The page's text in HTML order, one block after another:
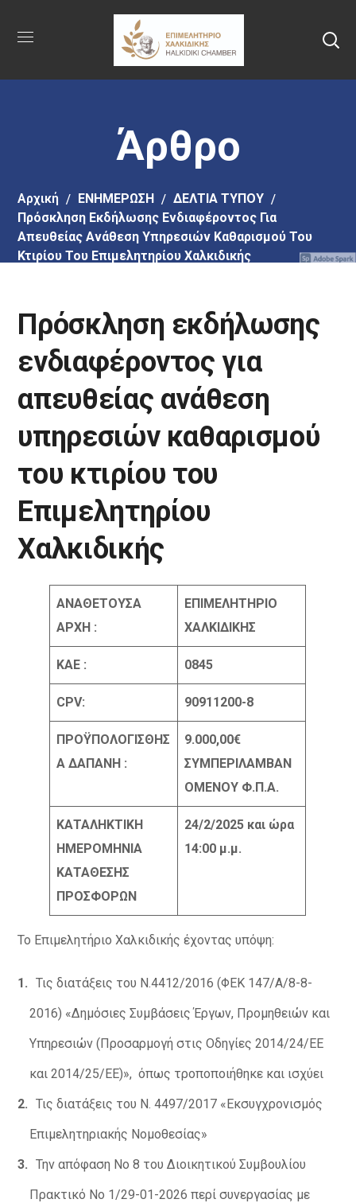
στο
περιεχόμενο
Άρθρο
Αρχική EΝΗΜΕΡΩΣΗ
ΔΕΛΤΙΑ ΤΥΠΟΥ
Πρόσκληση Εκδήλωσης Ενδιαφέροντος Για
Απευθείας Ανάθεση Υπηρεσιών Καθαρισμού Του
Κτιρίου Του Επιμελητηρίου Χαλκιδικής
Πρόσκληση εκδήλωσης
ενδιαφέροντος για
απευθείας ανάθεση
υπηρεσιών καθαρισμού
του κτιρίου του
Επιμελητηρίου
Χαλκιδικής
ΑΝΑΘΕΤΟΥΣΑ
ΑΡΧΗ :
ΕΠΙΜΕΛΗΤΗΡΙΟ
ΧΑΛΚΙΔΙΚΗΣ
ΚΑΕ : 0845
CPV: 90911200-8
ΠΡΟΫΠΟΛΟΓΙΣΘΗΣ
Α ΔΑΠΑΝΗ :
9.000,00€
ΣΥΜΠΕΡΙΛΑΜΒΑΝ
ΟΜΕΝΟΥ Φ.Π.Α.
ΚΑΤΑΛΗΚΤΙΚΗ
ΗΜΕΡΟΜΗΝΙΑ
ΚΑΤΑΘΕΣΗΣ
ΠΡΟΣΦΟΡΩΝ
24/2/2025 και ώρα
14:00 μ.μ.
Το Επιμελητήριο Χαλκιδικής έχοντας υπόψη:
Τις διατάξεις του Ν.4412/2016 (ΦΕΚ 147/Α/8-8-
2016) «Δημόσιες Συμβάσεις Έργων, Προμηθειών και
Υπηρεσιών (Προσαρμογή στις Οδηγίες 2014/24/ΕΕ
και 2014/25/ΕΕ)», όπως τροποποιήθηκε και ισχύει
Τις διατάξεις του Ν. 4497/2017 «Εκσυγχρονισμός
Επιμελητηριακής Νομοθεσίας»
Την απόφαση Νο 8 του Διοικητικού Συμβουλίου
Πρακτικό Νο 1/29-01-2026 περί συνεργασίας με